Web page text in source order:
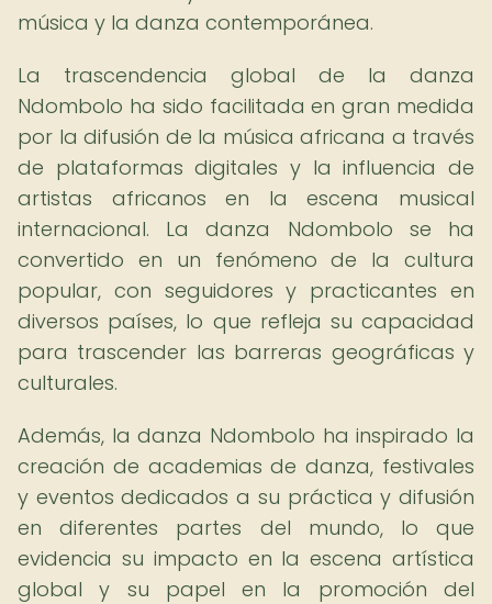
música y la danza contemporánea.
La trascendencia global de la danza
Ndombolo ha sido facilitada en gran medida
por la difusión de la música africana a través
de plataformas digitales y la influencia de
artistas africanos en la escena musical
internacional. La danza Ndombolo se ha
convertido en un fenómeno de la cultura
popular, con seguidores y practicantes en
diversos países, lo que refleja su capacidad
para trascender las barreras geográficas y
culturales.
Además, la danza Ndombolo ha inspirado la
creación de academias de danza, festivales
y eventos dedicados a su práctica y difusión
en diferentes partes del mundo, lo que
evidencia su impacto en la escena artística
global y su papel en la promoción del